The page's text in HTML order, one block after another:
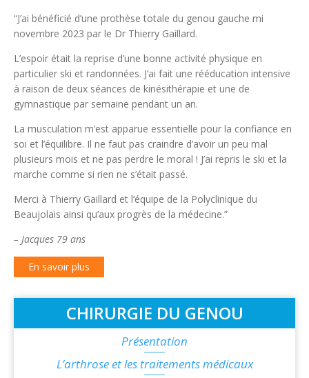
“J’ai bénéficié d’une prothèse totale du genou gauche mi
novembre 2023 par le Dr Thierry Gaillard.
L’espoir était la reprise d’une bonne activité physique en
particulier ski et randonnées. J’ai fait une rééducation intensive
à raison de deux séances de kinésithérapie et une de
gymnastique par semaine pendant un an.
La musculation m’est apparue essentielle pour la confiance en
soi et l’équilibre. Il ne faut pas craindre d’avoir un peu mal
plusieurs mois et ne pas perdre le moral ! J’ai repris le ski et la
marche comme si rien ne s’était passé.
Merci à Thierry Gaillard et l’équipe de la Polyclinique du
Beaujolais ainsi qu’aux progrès de la médecine.”
– Jacques 79 ans
En savoir plus
CHIRURGIE DU GENOU
Présentation
L’arthrose et les traitements médicaux